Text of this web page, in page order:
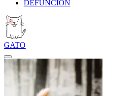
DEFUNCIÓN
GATO